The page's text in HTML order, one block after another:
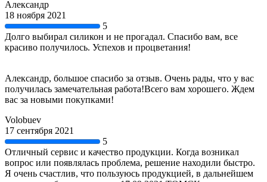
Александр
18 ноября 2021
5
Долго выбирал силикон и не прогадал. Спасибо вам, все
красиво получилось. Успехов и процветания!
Александр, большое спасибо за отзыв. Очень рады, что у вас
получилась замечательная работа!Всего вам хорошего. Ждем
вас за новыми покупками!
Volobuev
17 сентября 2021
5
Отличный сервис и качество продукции. Когда возникал
вопрос или появлялась проблема, решение находили быстро.
Я очень счастлив, что пользуюсь продукцией, в дальнейшем